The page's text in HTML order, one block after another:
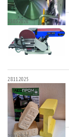
23.03.2026
28.11.2025